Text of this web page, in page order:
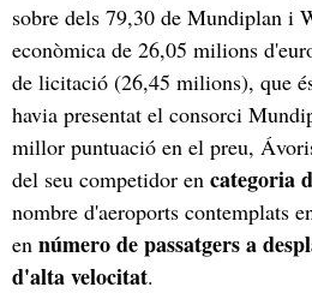
sobre dels 79,30 de Mundiplan i
econòmica de 26,05 milions
de licitació (26,45 milions), que
havia presentat el consorci
millor puntuació en el preu,
del seu competidor en categoria
nombre d'aeroports contemplats
en número de passatgers a
d'alta velocitat.